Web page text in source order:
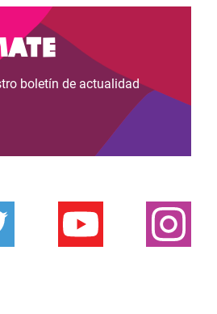
boletín de actualidad